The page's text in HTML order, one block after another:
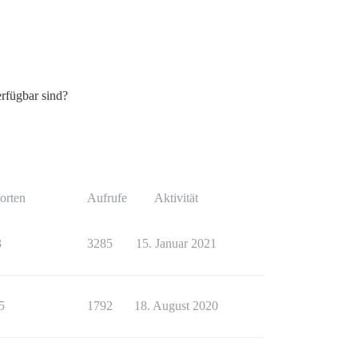
sind?
Aufrufe Aktivität
3285 15. Januar 2021
1792 18. August 2020